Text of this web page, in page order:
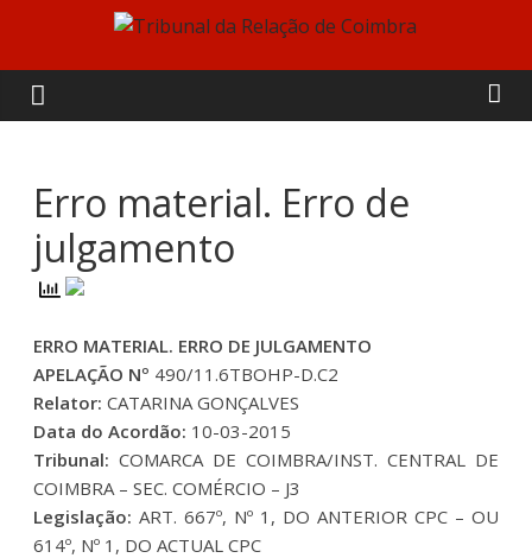
content
Tribunal
da
Relação
de
Coimbra
Erro material. Erro de
julgamento
ERRO MATERIAL. ERRO DE JULGAMENTO
APELAÇÃO Nº 490/11.6TBOHP-D.C2
Relator:CATARINA GONÇALVES
Data do Acordão: 10-03-2015
Tribunal: COMARCA DE COIMBRA/INST. CENTRAL DE
COIMBRA – SEC. COMÉRCIO – J3
Legislação: ART. 667º, Nº 1, DO ANTERIOR CPC – OU
614º, Nº 1, DO ACTUAL CPC